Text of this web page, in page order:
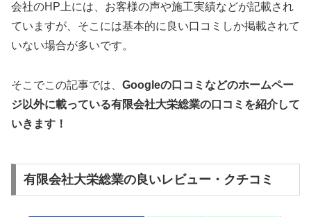
会社のHP上には、お客様の声や施工実績などが記載され
ていますが、そこには基本的に良い口コミしか掲載されて
いない場合が多いです。
そこでこの記事では、 Googleの口コミなどのホームペー
ジ以外に載っている有限会社大栄総業の口コミを紹介して
いきます！
有限会社大栄総業の良いレビュー・クチコミ